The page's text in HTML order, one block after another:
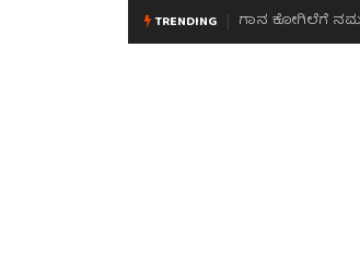
TRENDING
ಗಾನ ಕೋಗಿಲೆಗೆ ನಮನಮನಸಿನ ಸವಿಭಾವ